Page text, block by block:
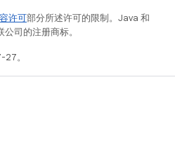
许可部分所述许可的限制。Java 和
司的注册商标。
。